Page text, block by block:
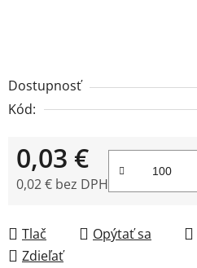
Dostupnosť
Kód:
0,03 €
0,02 € bez DPH
Tlač Opýtať sa
Zdieľať